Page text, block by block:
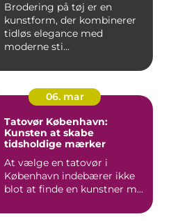
Brodering på tøj er en
kunstform, der kombinerer
tidløs elegance med
moderne sti...
06. mar
Tatovør København:
Kunsten at skabe
tidsholdige mærker
At vælge en tatovør i
København indebærer ikke
blot at finde en kunstner m...